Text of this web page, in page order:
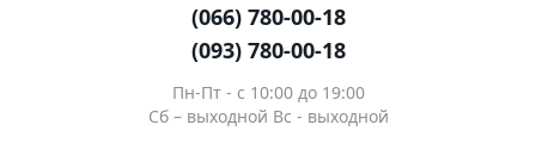
(066) 780-00-18
(093) 780-00-18
Пн-Пт - c 10:00 до 19:00
Сб – выходной Вс - выходной